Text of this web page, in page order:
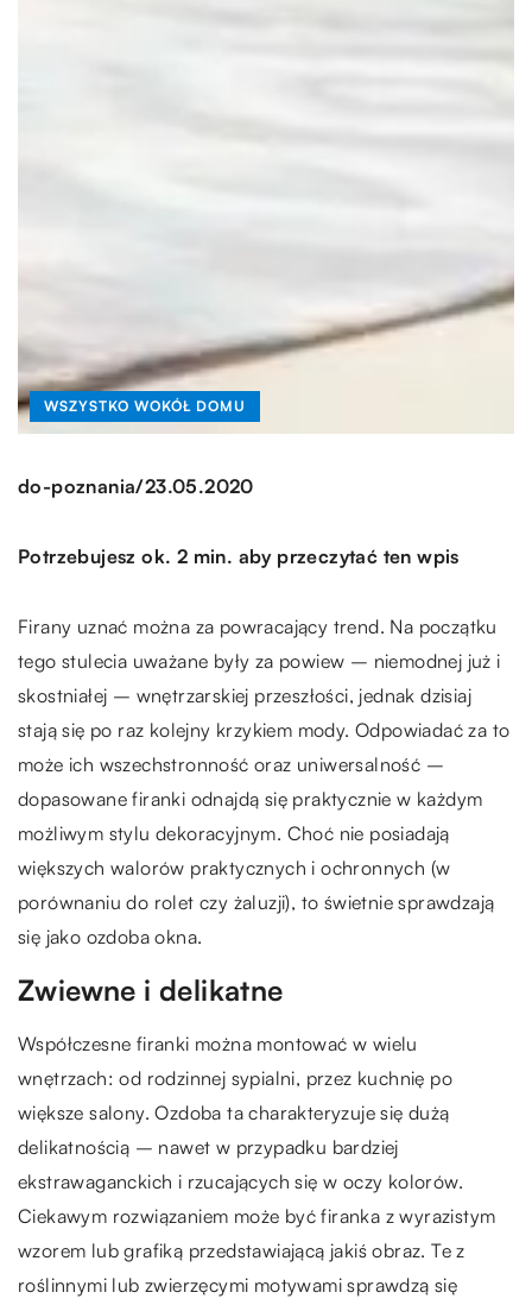
WSZYSTKO WOKÓŁ DOMU
do-poznania/23.05.2020
Potrzebujesz ok. 2 min. aby przeczytać ten wpis
Firany uznać można za powracający trend. Na początku
tego stulecia uważane były za powiew – niemodnej już i
skostniałej – wnętrzarskiej przeszłości, jednak dzisiaj
stają się po raz kolejny krzykiem mody. Odpowiadać za to
może ich wszechstronność oraz uniwersalność –
dopasowane firanki odnajdą się praktycznie w każdym
możliwym stylu dekoracyjnym. Choć nie posiadają
większych walorów praktycznych i ochronnych (w
porównaniu do rolet czy żaluzji), to świetnie sprawdzają
się jako ozdoba okna.
Zwiewne i delikatne
Współczesne firanki można montować w wielu
wnętrzach: od rodzinnej sypialni, przez kuchnię po
większe salony. Ozdoba ta charakteryzuje się dużą
delikatnością – nawet w przypadku bardziej
ekstrawaganckich i rzucających się w oczy kolorów.
Ciekawym rozwiązaniem może być firanka z wyrazistym
wzorem lub grafiką przedstawiającą jakiś obraz. Te z
roślinnymi lub zwierzęcymi motywami sprawdzą się